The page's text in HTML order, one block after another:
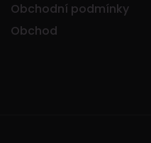
Obchodní podmínky
Obchod